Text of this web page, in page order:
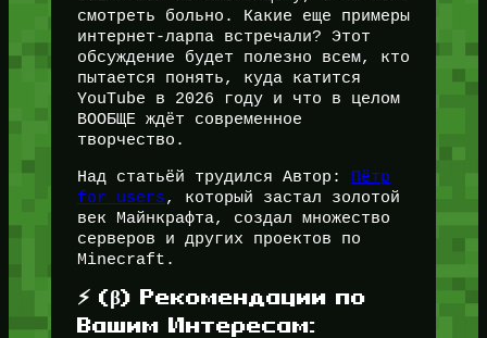
смотреть больно. Какие еще примеры
интернет-ларпа встречали? Этот
обсуждение будет полезно всем, кто
пытается понять, куда катится
YouTube в 2026 году и что в целом
ВООБЩЕ ждёт современное
творчество.
Над статьёй трудился Автор:
Пётр
for_users, который застал золотой
век Майнкрафта, создал множество
серверов и других проектов по
Minecraft.
⚡ (β) Рекомендации по
Вашим Интересам: